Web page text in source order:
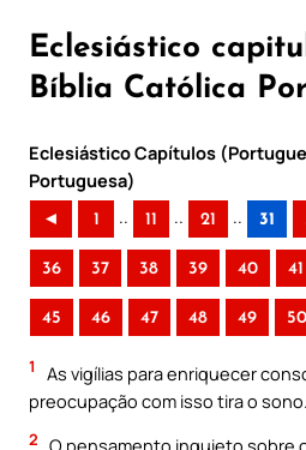
Eclesiástico
Bíblia Católica
Eclesiástico Capítulos
Portuguesa)
◄ 1 .. 11 .. 21 .. 31
36 37 38 39 40 41
45 46 47 48 49 50
1
As vigílias para enriquecer
preocupação com isso tira o sono.
2